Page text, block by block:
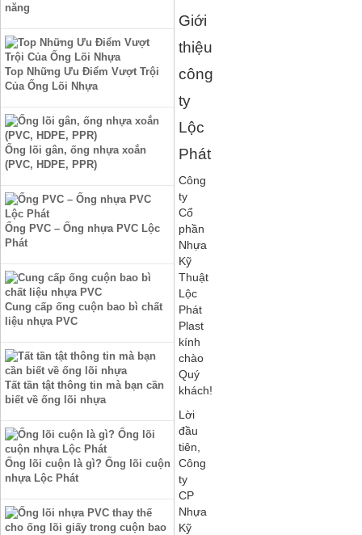
Liên Hệ
năng
Top Những Ưu Điểm Vượt Trội
Của Ống Lõi Nhựa
Ống lõi gân, ống nhựa xoắn
(PVC, HDPE, PPR)
Ống PVC – Ống nhựa PVC Lộc
Phát
Cung cấp ống cuộn bao bì chất
liệu nhựa PVC
Tất tần tật thông tin mà bạn cần
biết về ống lõi nhựa
Ống lõi cuộn là gì? Ống lõi cuộn
nhựa Lộc Phát
Giới
thiệu
công
ty
Lộc
Phát
Công
ty
Cổ
phần
Nhựa
Kỹ
Thuật
Lộc
Phát
Plast
kính
chào
Quý
khách!
Lời
đầu
tiên,
Công
ty
CP
Nhựa
Kỹ